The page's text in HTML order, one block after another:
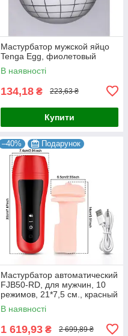
Мастурбатор мужской яйцо
Tenga Egg, фиолетовый
В наявності
134,18 ₴ 223,63 ₴
Купити
–40% Подарунок
Мастурбатор автоматический
FJB50-RD, для мужчин, 10
режимов, 21*7,5 см., красный
В наявності
1 619,93 ₴ 2 699,89 ₴